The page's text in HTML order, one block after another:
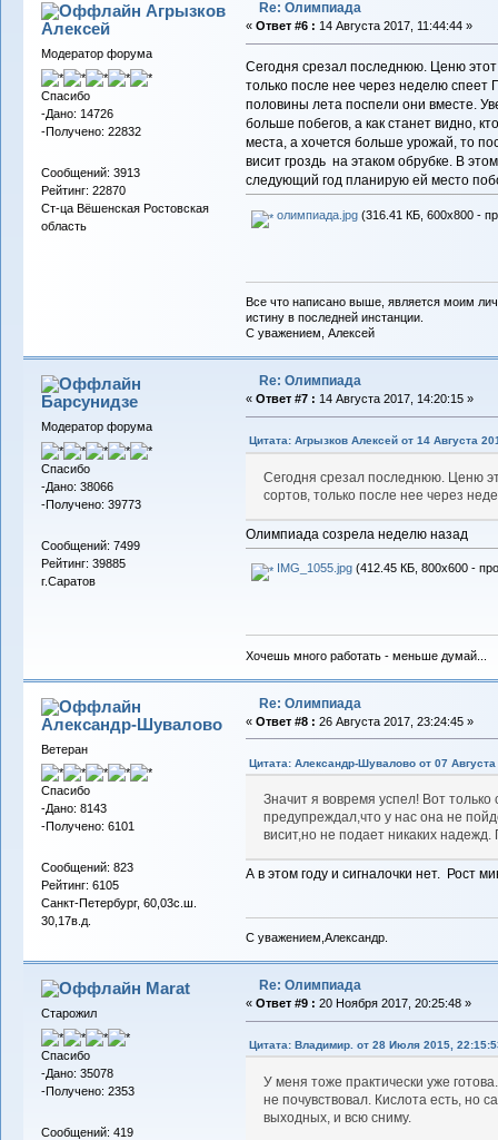
Агрызков
Алексей
Модератор форума
Спасибо
-Дано: 14726
-Получено: 22832
Сообщений: 3913
Рейтинг: 22870
Ст-ца Вёшенская Ростовская
область
Re: Олимпиада
« Ответ #6 : 14 Августа 2017, 11:44:44 »
Сегодня срезал последнюю. Ценю этот
только после нее через неделю спеет
половины лета поспели они вместе.
больше побегов, а как станет видно,
места, а хочется больше урожай, то
висит гроздь на этаком обрубке. В
следующий год планирую ей место
олимпиада.jpg(316.41 КБ, 600x800 -
Все что написано выше, является моим
истину в последней инстанции.
С уважением, Алексей
Барсунидзе
Модератор форума
Спасибо
-Дано: 38066
-Получено: 39773
Сообщений: 7499
Рейтинг: 39885
г.Саратов
Re: Олимпиада
« Ответ #7 : 14 Августа 2017, 14:20:15 »
Цитата: Агрызков Алексей от 14 Августа
Сегодня срезал последнюю. Ценю
сортов, только после нее через
Олимпиада созрела неделю назад
IMG_1055.jpg(412.45 КБ, 800x600 -
Хочешь много работать - меньше думай...
Александр-Шувалово
Ветеран
Спасибо
-Дано: 8143
-Получено: 6101
Сообщений: 823
Рейтинг: 6105
Санкт-Петербург, 60,03с.ш.
30,17в.д.
Re: Олимпиада
« Ответ #8 : 26 Августа 2017, 23:24:45 »
Цитата: Александр-Шувалово от 07
Значит я вовремя успел! Вот
предупреждал,что у нас она не
висит,но не подает никаких
А в этом году и сигналочки нет. Рост
С уважением,Александр.
Marat
Старожил
Спасибо
-Дано: 35078
-Получено: 2353
Сообщений: 419
Re: Олимпиада
« Ответ #9 : 20 Ноября 2017, 20:25:48 »
Цитата: Владимир. от 28 Июля 2015,
У меня тоже практически уже
не почувствовал. Кислота есть, но
выходных, и всю сниму.